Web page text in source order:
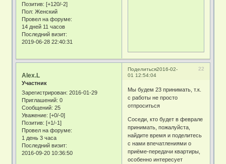
Позитив: [+120/-2]
Пол: Женский
Провел на форуме:
14 дней 11 часов
Последний визит:
2019-06-28 22:40:31
Поделиться 22
2016-02-
01 12:54:04
Alex.L
Участник
Зарегистрирован: 2016-01-29
Приглашений: 0
Сообщений: 25
Уважение: [+0/-0]
Позитив: [+1/-1]
Провел на форуме:
1 день 3 часа
Последний визит:
2016-09-20 10:36:50
Мы будем 23 принимать, т.к.
с работы не просто
отпроситься
Соседи, кто будет в феврале
принимать, пожалуйста,
найдите время и поделитесь
с нами впечатлениями о
приёме-передачи квартиры,
особенно интересует